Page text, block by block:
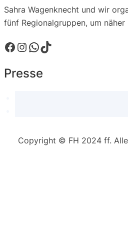
Sahra Wagenknecht und wir
fünf Regionalgruppen, um näher
Facebook Instagram WhatsApp TikTok
Presse
Copyright © FH 2024 ff.